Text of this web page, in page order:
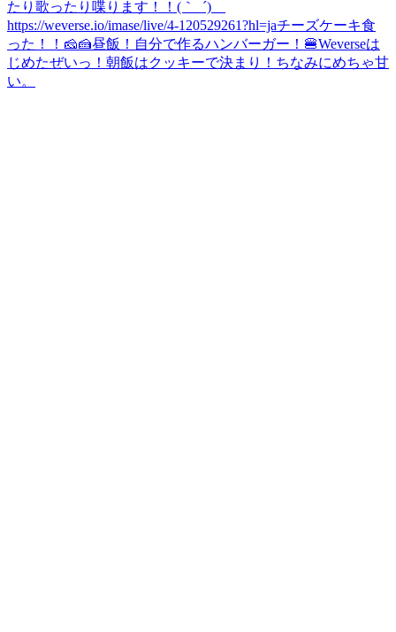
たり歌ったり喋ります！！(｀_´)ゞ
https://weverse.io/imase/live/4-120529261?hl=jaチーズケーキ食
った！！🧀🍰昼飯！自分で作るハンバーガー！🍔Weverseは
じめたぜいっ！朝飯はクッキーで決まり！ちなみにめちゃ甘
い。